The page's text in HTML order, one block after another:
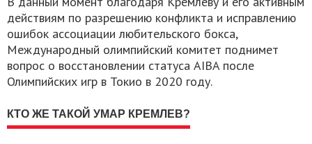
действиям по разрешению конфликта и исправлению
ошибок ассоциации любительского бокса,
Международный олимпийский комитет поднимет
вопрос о восстановлении статуса AIBA после
Олимпийских игр в Токио в 2020 году.
КТО ЖЕ ТАКОЙ УМАР КРЕМЛЕВ?